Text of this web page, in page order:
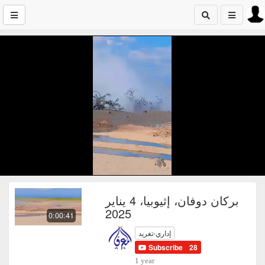
0:00:41
بركان دوفان، إثيوبيا، 4 يناير
2025
إداري-تغريد
Subscribe 28
1 year